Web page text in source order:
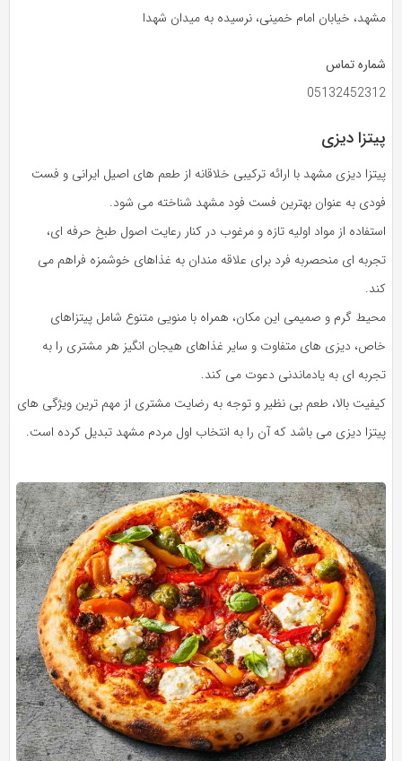
مشهد، خیابان امام خمینی، نرسیده به میدان شهدا
شماره تماس
05132452312
پیتزا دیزی
پیتزا دیزی مشهد با ارائه ترکیبی خلاقانه از طعم‌ های اصیل ایرانی و فست‌
فودی به عنوان بهترین فست‌ فود مشهد شناخته می‌ شود.
استفاده از مواد اولیه تازه و مرغوب در کنار رعایت اصول طبخ حرفه‌ ای،
تجربه‌ ای منحصر‌به‌ فرد برای علاقه‌ مندان به غذاهای خوشمزه فراهم می‌
کند.
محیط گرم و صمیمی این مکان، همراه با منویی متنوع شامل پیتزاهای
خاص، دیزی‌ های متفاوت و سایر غذاهای هیجان‌ انگیز هر مشتری را به
تجربه‌ ای به‌ یادماندنی دعوت می‌ کند.
کیفیت بالا، طعم بی‌ نظیر و توجه به رضایت مشتری از مهم‌ ترین ویژگی‌ های
پیتزا دیزی می باشد که آن را به انتخاب اول مردم مشهد تبدیل کرده است.